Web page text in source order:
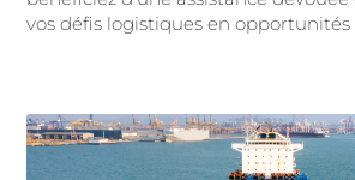
vos défis logistiques en opportunités